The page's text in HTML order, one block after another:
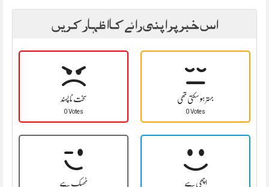
اس خبر پر اپنی رائے کا اظہار کریں
سخت نا پسند
0 Votes
بہتر ہو سکتی تھی
0 Votes
ٹھیک ہے اچھی ہے